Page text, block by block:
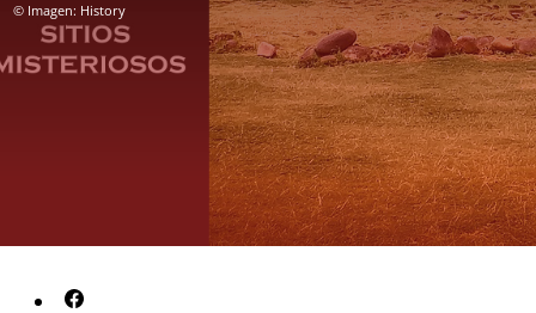
© Imagen: History